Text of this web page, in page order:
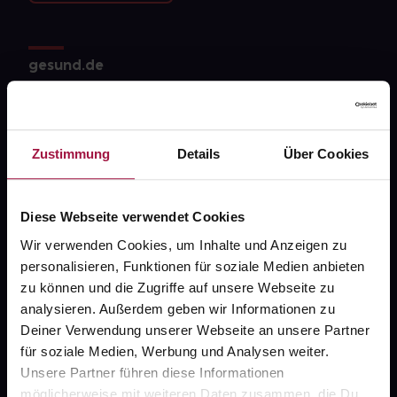
Zustimmung Details Über Cookies
Diese Webseite verwendet Cookies
Wir verwenden Cookies, um Inhalte und Anzeigen zu
personalisieren, Funktionen für soziale Medien anbieten
zu können und die Zugriffe auf unsere Webseite zu
analysieren. Außerdem geben wir Informationen zu
Deiner Verwendung unserer Webseite an unsere Partner
für soziale Medien, Werbung und Analysen weiter.
Unsere Partner führen diese Informationen
möglicherweise mit weiteren Daten zusammen, die Du
gesund.de
gesund-versorger.de
Sanitätshäuser
Datenschutz
AGB